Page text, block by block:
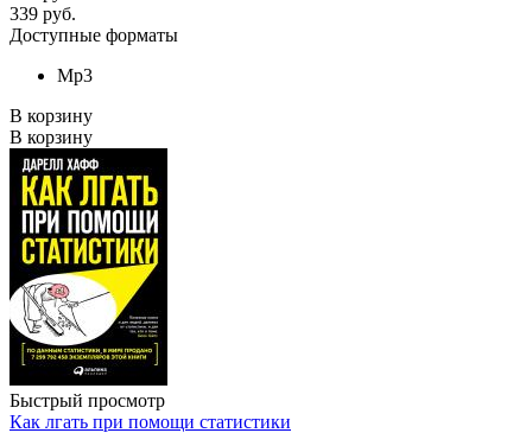
339 руб.
Доступные форматы
Mp3
В корзину
В корзину
Быстрый просмотр
Как лгать при помощи статистики